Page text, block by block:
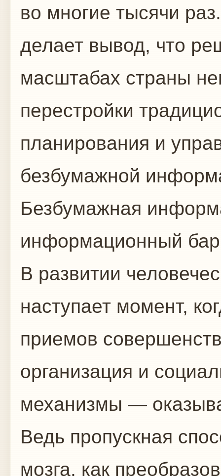
во многие тысячи
делает вывод, что
масштабах страны
перестройки
планирования и
безбумажной
Безбумажная
информационный
В развитии
наступает момент,
приемов
организация и
механизмы —
Ведь пропускная
мозга, как